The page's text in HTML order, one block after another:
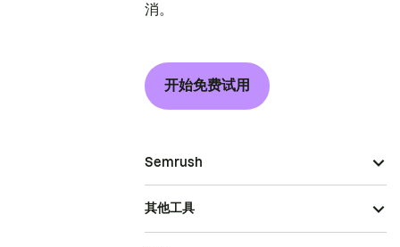
消。
开始免费试用
Semrush
其他工具